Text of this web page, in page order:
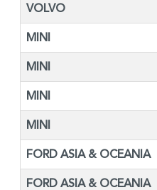
VOLVO
MINI
MINI
MINI
MINI
FORD ASIA & OCEANIA
FORD ASIA & OCEANIA